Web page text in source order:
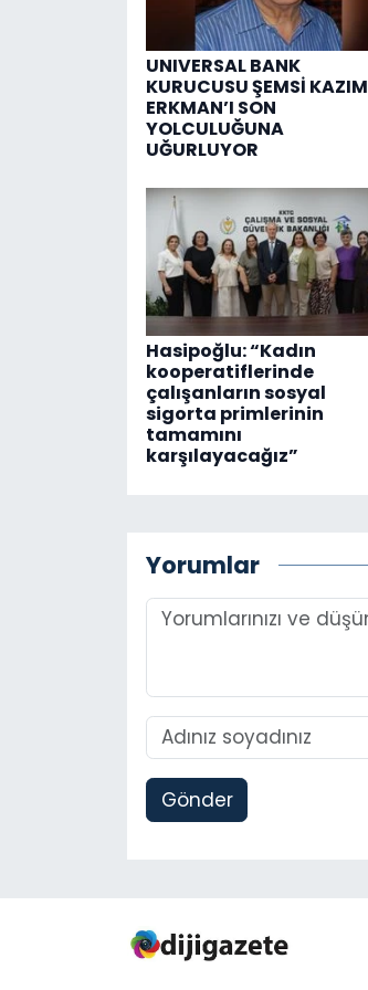
UNIVERSAL BANK
KURUCUSU ŞEMSİ KAZIM
ERKMAN’I SON
YOLCULUĞUNA
UĞURLUYOR
Hasipoğlu: “Kadın
kooperatiflerinde
çalışanların sosyal
sigorta primlerinin
tamamını
karşılayacağız”
Yorumlar
Gönder